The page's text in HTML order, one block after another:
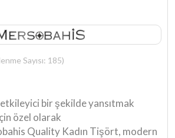
Sayısı: 185)
etkileyici bir şekilde yansıtmak
özel olarak
Quality Kadın Tişört, modern